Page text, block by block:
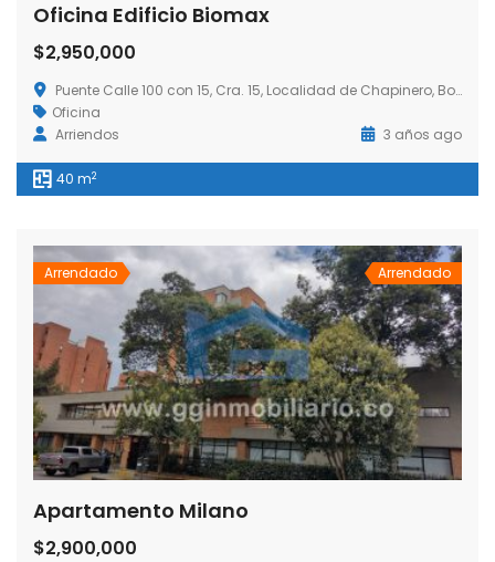
Oficina Edificio Biomax
$2,950,000
Puente Calle 100 con 15, Cra. 15, Localidad de Chapinero, Bogotá, Colombia
Oficina
Arriendos
3 años ago
40 m2
Arrendado Arrendado
Apartamento Milano
$2,900,000